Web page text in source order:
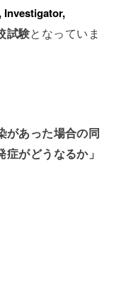
Investigator,
試験となっていま
があった場合の同
がどうなるか」